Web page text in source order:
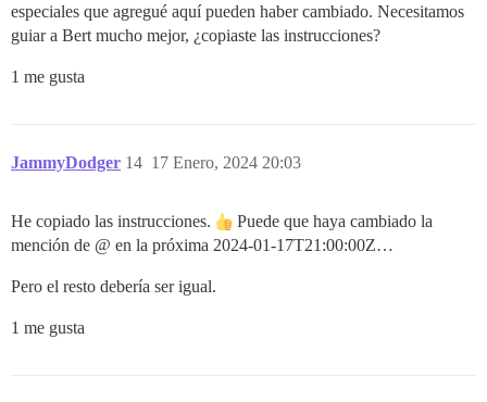
especiales que agregué aquí pueden haber cambiado. Necesitamos
guiar a Bert mucho mejor, ¿copiaste las instrucciones?
1 me gusta
JammyDodger 17 Enero, 2024 20:03
14
He copiado las instrucciones.
Puede que haya cambiado la
mención de @ en la próxima 2024-01-17T21:00:00Z…
Pero el resto debería ser igual.
1 me gusta